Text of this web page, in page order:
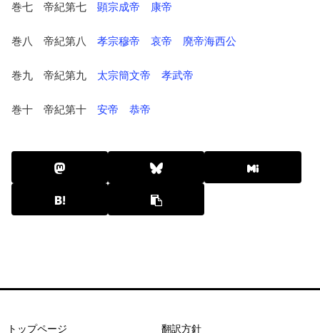
巻七 帝紀第七 顕宗成帝 康帝
巻八 帝紀第八 孝宗穆帝 哀帝 廃帝海西公
巻九 帝紀第九 太宗簡文帝 孝武帝
巻十 帝紀第十 安帝 恭帝
トップページ 翻訳方針